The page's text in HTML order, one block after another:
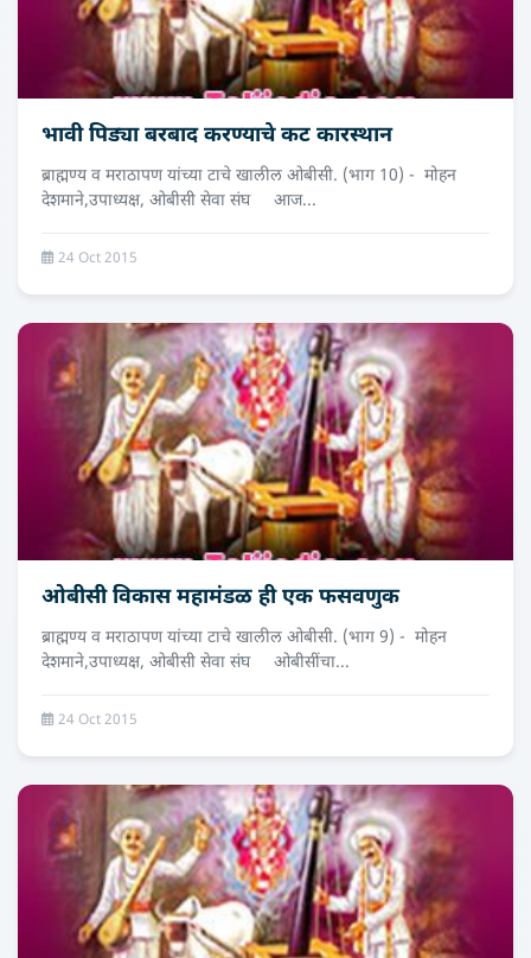
भावी पिड्या बरबाद करण्याचे कट कारस्थान
ब्राह्मण्य व मराठापण यांच्या टाचे खालील ओबीसी. (भाग 10) - मोहन
देशमाने,उपाध्‍यक्ष, ओबीसी सेवा संघ आज...
24 Oct 2015
ओबीसी विकास महामंडळ ही एक फसवणुक
ब्राह्मण्य व मराठापण यांच्या टाचे खालील ओबीसी. (भाग 9) - मोहन
देशमाने,उपाध्‍यक्ष, ओबीसी सेवा संघ ओबीसींचा...
24 Oct 2015